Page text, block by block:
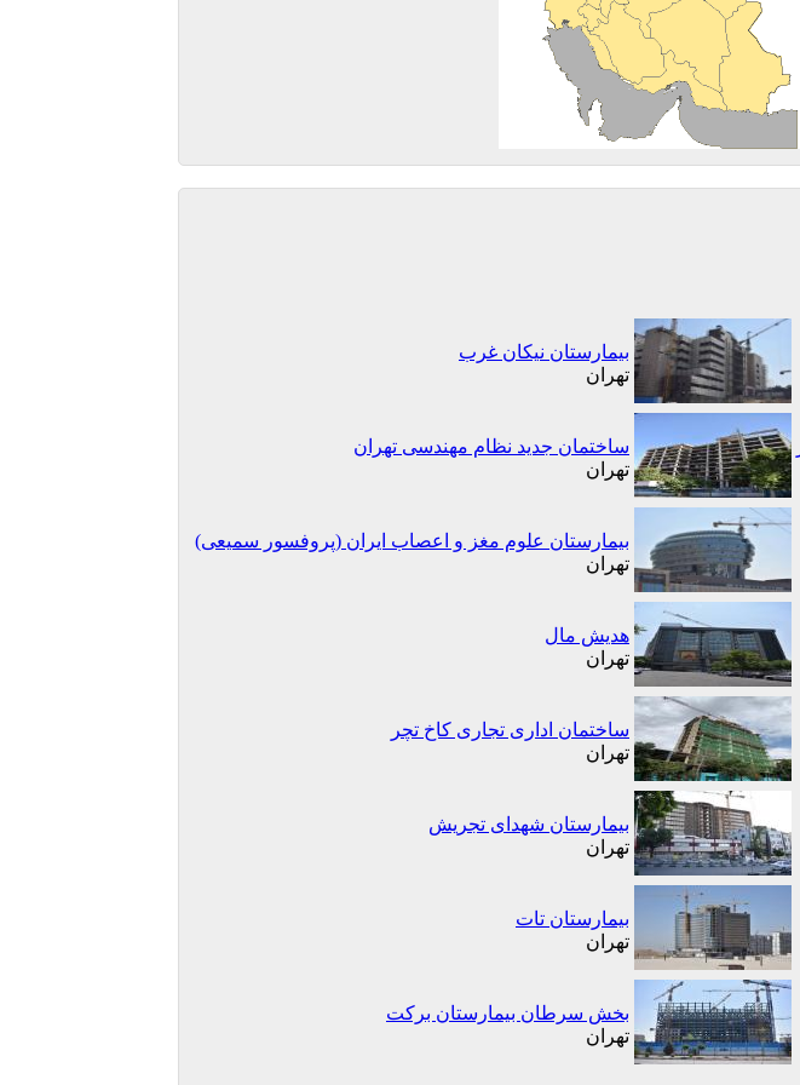
بیمارستان نیکان غرب
تهران
ساختمان جدید نظام مهندسی تهران
تهران
بیمارستان علوم مغز و اعصاب ایران (پروفسور سمیعی)
تهران
هدیش مال
تهران
ساختمان اداری تجاری کاخ تچر
تهران
بیمارستان شهدای تجریش
تهران
بیمارستان تات
تهران
بخش سرطان بیمارستان برکت
تهران